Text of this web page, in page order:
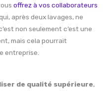
offrez à vos collaborateurs
après deux lavages, ne
non seulement c’est une
mais cela pourrait
entreprise.
de qualité supérieure,